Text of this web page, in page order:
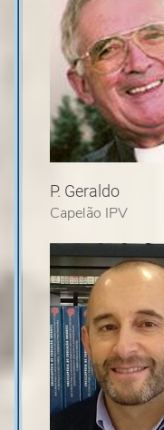
P. Geraldo
Capelão IPV